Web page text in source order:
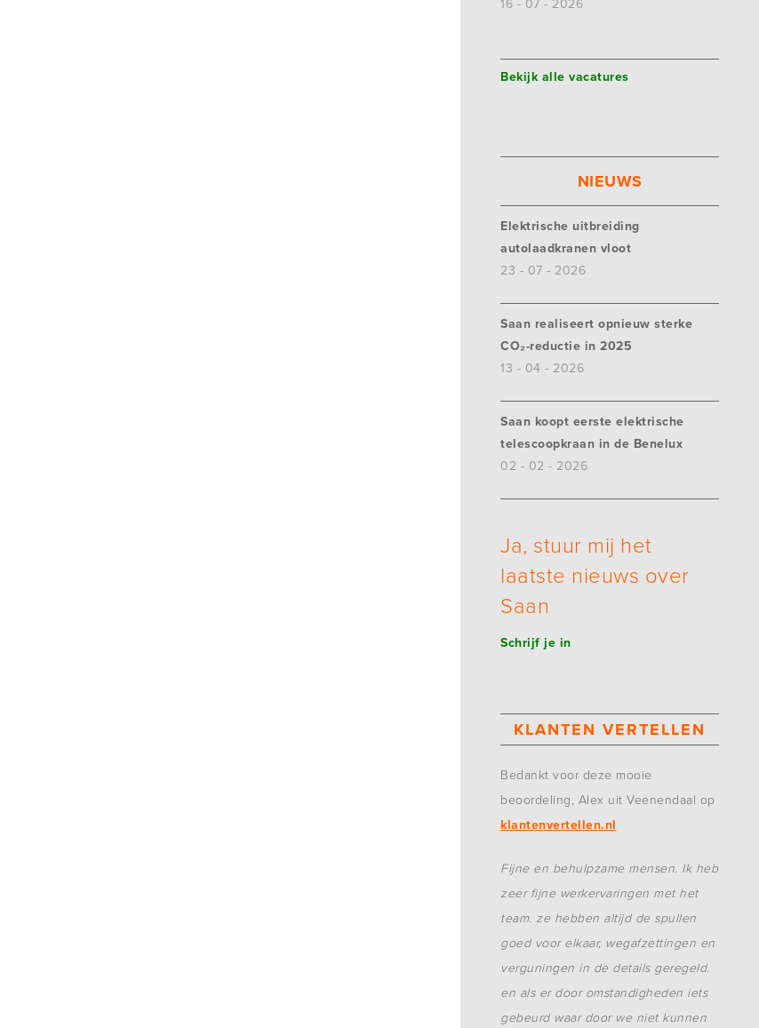
16 - 07 - 2026
Bekijk alle vacatures
NIEUWS
Elektrische uitbreiding
autolaadkranen vloot
23 - 07 - 2026
Saan realiseert opnieuw sterke
CO₂-reductie in 2025
13 - 04 - 2026
Saan koopt eerste elektrische
telescoopkraan in de Benelux
02 - 02 - 2026
Ja, stuur mij het
laatste nieuws over
Saan
Schrijf je in
KLANTEN VERTELLEN
Bedankt voor deze mooie
beoordeling, Alex uit Veenendaal op
klantenvertellen.nl
Fijne en behulpzame mensen. Ik heb
zeer fijne werkervaringen met het
team. ze hebben altijd de spullen
goed voor elkaar, wegafzettingen en
verguningen in de details geregeld.
en als er door omstandigheden iets
gebeurd waar door we niet kunnen